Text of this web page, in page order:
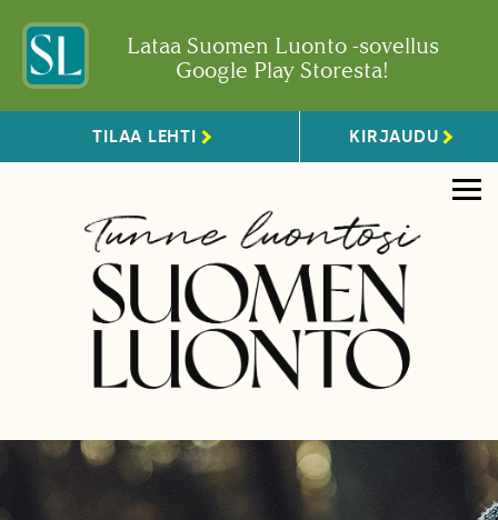
Lataa Suomen Luonto -sovellus
Google Play Storesta!
TILAA LEHTI KIRJAUDU